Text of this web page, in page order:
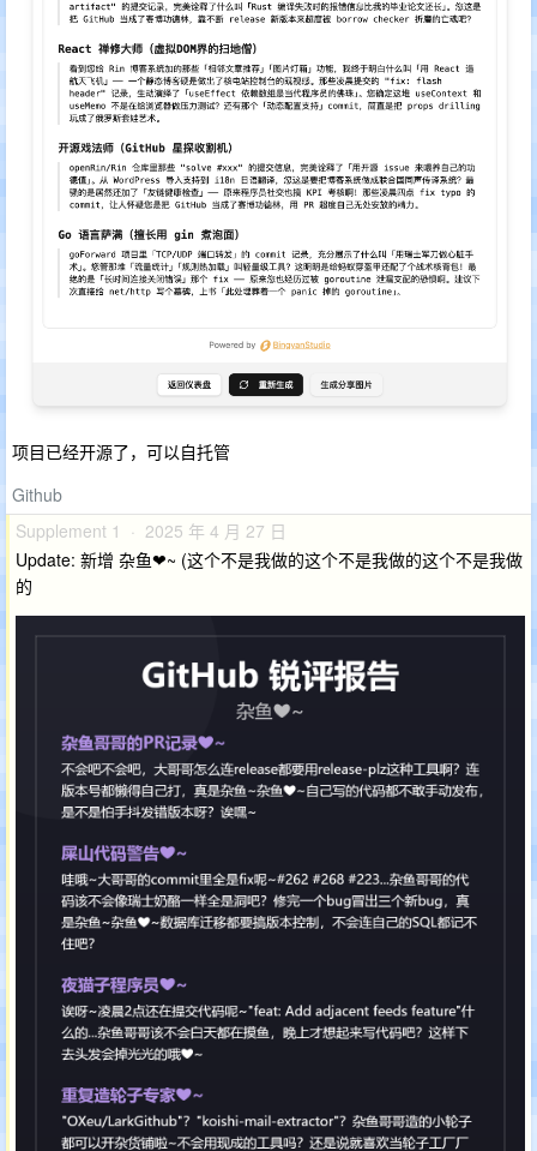
项目已经开源了，可以自托管
Github
Supplement 1 · 2025 年 4 月 27 日
Update: 新增 杂鱼❤~ (这个不是我做的这个不是我做的这个不是我做
的